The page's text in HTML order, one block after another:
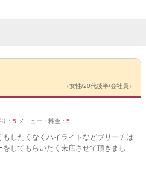
（女性/20代後半/会社員）
： 5 メニュー・料金： 5
したくなくハイライトなどブリーチは
してもらいたく来店させて頂きまし